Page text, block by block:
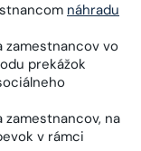
náhradu
zamestnancov vo
prekážok
na
v rámci